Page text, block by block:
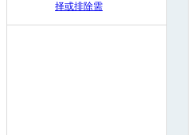
择或排除需